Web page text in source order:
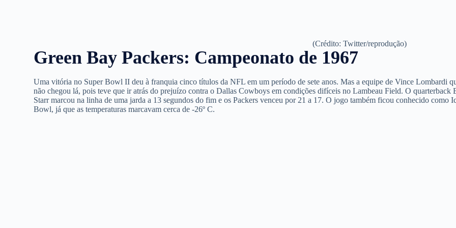
(Crédito: Twitter/reprodução)
Green Bay Packers: Campeonato de 1967
Uma vitória no Super Bowl II deu à franquia cinco títulos da NFL em um período de sete anos. Mas a equipe de Vince Lombardi
não chegou lá, pois teve que ir atrás do prejuízo contra o Dallas Cowboys em condições difíceis no Lambeau Field. O quarterback
Starr marcou na linha de uma jarda a 13 segundos do fim e os Packers venceu por 21 a 17. O jogo também ficou conhecido como
Bowl, já que as temperaturas marcavam cerca de -26º C.